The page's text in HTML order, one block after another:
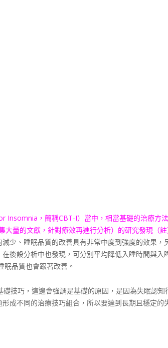
Insomnia，簡稱CBT-I）當中，相當基礎的治療方
量的文獻，針對療效再進行分析）的研究發現（註
減少、睡眠品質的改善具有非常中度到強度的效果，
後設分析中也發現，可分別平均降低入睡時間與入
品質也會跟著改善。
技巧，這邊會強調是基礎的原因，是因為失眠認知
成不同的治療技巧組合，所以要達到長期且穩定的